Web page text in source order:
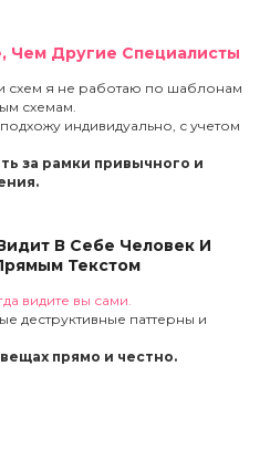
Чем Другие Специалисты
схем я не работаю по шаблонам
схемам.
индивидуально, с учетом
за рамки привычного и
В Себе Человек И
Текстом
видите вы сами.
деструктивные паттерны и
прямо и честно.